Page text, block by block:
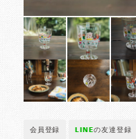
会員登録 LINEの友達登録